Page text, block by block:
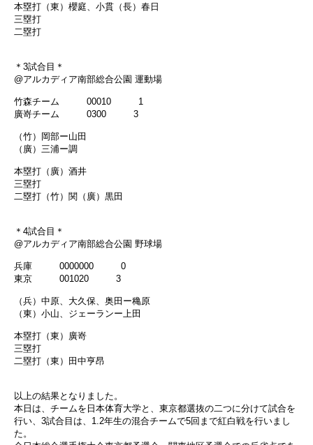
本塁打（東）櫻庭、小貫（長）春日
三塁打
二塁打
＊3試合目＊
@アルカディア南部総合公園 運動場
竹森チーム 00010 1
廣嵜チーム 0300 3
（竹）岡部ー山田
（廣）三浦ー調
本塁打（廣）酒井
三塁打
二塁打（竹）関（廣）黒田
＊4試合目＊
@アルカディア南部総合公園 野球場
兵庫 0000000 0
東京 001020 3
（兵）中原、大久保、奥田ー穐原
（東）小山、ジェーランー上田
本塁打（東）廣嵜
三塁打
二塁打（東）田中亨昂
以上の結果となりました。
本日は、チームを日本体育大学と、東京都選抜の二つに分けて試合を
行い、3試合目は、1.2年生の混合チームで5回まで紅白戦を行いまし
た。